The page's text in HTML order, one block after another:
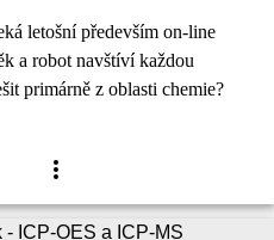
letošní především on-line
a robot navštíví každou
primárně z oblasti chemie?